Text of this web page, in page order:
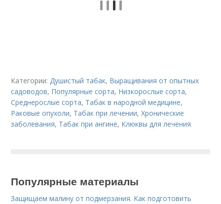
Категории:Душистый табак, Выращивания от опытных
садоводов, Популярные сорта, Низкорослые сорта,
Среднерослые сорта, Табак в народной медицине,
Раковые опухоли, Табак при лечении,Хронические
заболевания, Табак при ангине, Клюквы для лечения
Популярные материалы
Защищаем малину от подмерзания. Как подготовить